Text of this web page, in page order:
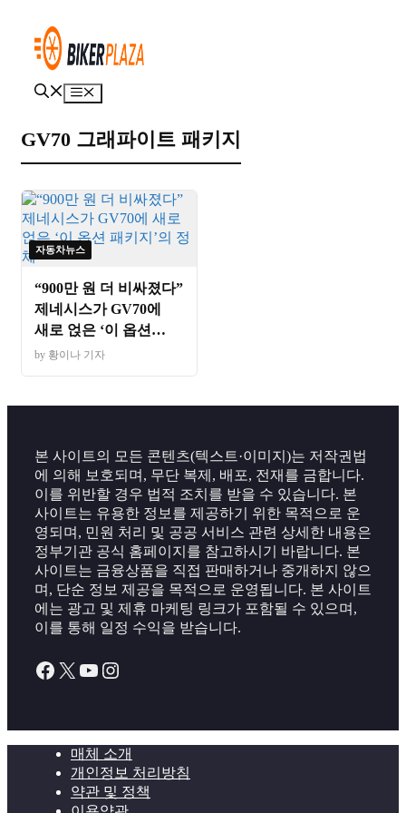
메
GV70 그래파이트 패키지
자동차뉴스
“900만 원 더 비싸졌다”
제네시스가 GV70에
새로 얹은 ‘이 옵션
패키지’의 정체
by 황이나 기자
본 사이트의 모든 콘텐츠(텍스트·이미지)는 저작권법
에 의해 보호되며, 무단 복제, 배포, 전재를 금합니다.
이를 위반할 경우 법적 조치를 받을 수 있습니다. 본
사이트는 유용한 정보를 제공하기 위한 목적으로 운
영되며, 민원 처리 및 공공 서비스 관련 상세한 내용은
정부기관 공식 홈페이지를 참고하시기 바랍니다. 본
사이트는 금융상품을 직접 판매하거나 중개하지 않으
며, 단순 정보 제공을 목적으로 운영됩니다. 본 사이트
에는 광고 및 제휴 마케팅 링크가 포함될 수 있으며,
이를 통해 일정 수익을 받습니다.
Facebook
X YouTube
Instagram
매체 소개
개인정보 처리방침
약관 및 정책